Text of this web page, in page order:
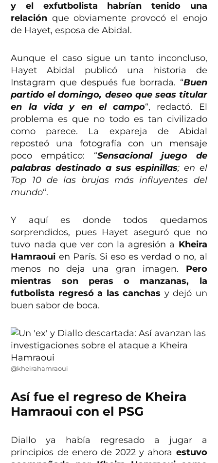
y el exfutbolista habrían tenido una
relación que obviamente provocó el enojo
de Hayet, esposa de Abidal.
Aunque el caso sigue un tanto inconcluso,
Hayet Abidal publicó una historia de
Instagram que después fue borrada. “Buen
partido el domingo, deseo que seas titular
en la vida y en el campo“, redactó. El
problema es que no todo es tan civilizado
como parece. La expareja de Abidal
reposteó una fotografía con un mensaje
poco empático: “Sensacional juego de
palabras destinado a sus espinillas; en el
Top 10 de las brujas más influyentes del
mundo“.
Y aquí es donde todos quedamos
sorprendidos, pues Hayet aseguró que no
tuvo nada que ver con la agresión a Kheira
Hamraoui en París. Si eso es verdad o no, al
menos no deja una gran imagen. Pero
mientras son peras o manzanas, la
futbolista regresó a las canchas y dejó un
buen sabor de boca.
@kheirahamraoui
Así fue el regreso de Kheira
Hamraoui con el PSG
Diallo ya había regresado a jugar a
principios de enero de 2022 y ahora estuvo